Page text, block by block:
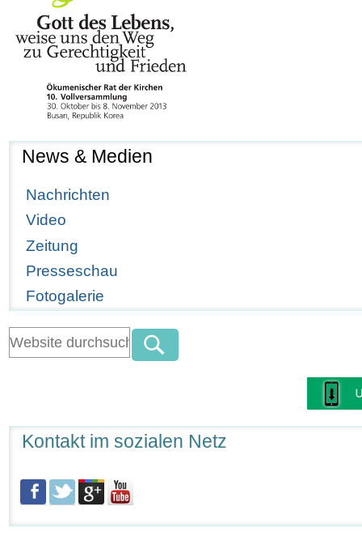
News & Medien
Nachrichten
Video
Zeitung
Presseschau
Fotogalerie
Kontakt im sozialen Netz